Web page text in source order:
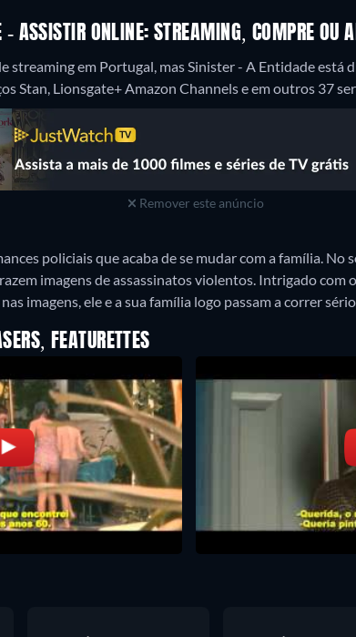
ASSISTIR ONLINE: STREAMING, COMPRE OU
streaming em Portugal, mas Sinister - A Entidade está
Stan, Lionsgate+ Amazon Channels e em outros 37
Remover este anúncio
policiais que acaba de se mudar com a família. No
imagens de assassinatos violentos. Intrigado com
imagens, ele e a sua família logo passam a correr
FEATURETTES